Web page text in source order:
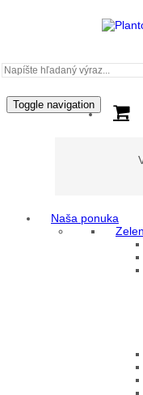
Toggle navigation
Naša ponuka